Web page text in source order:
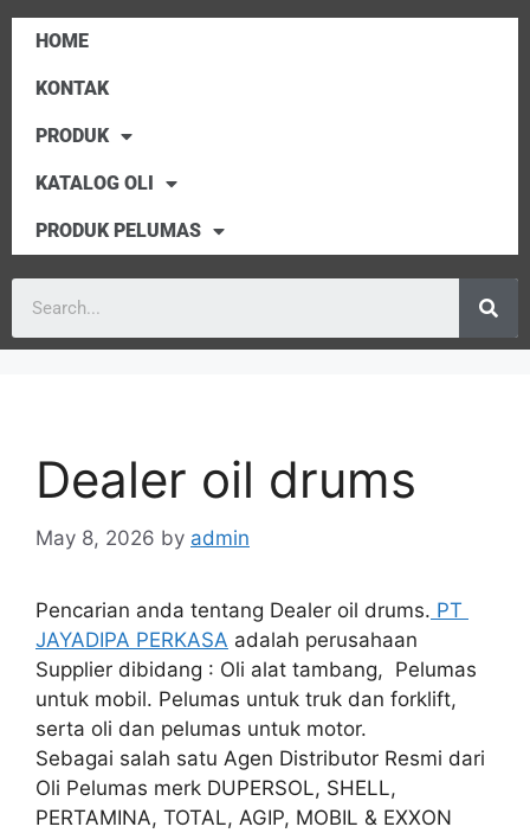
HOME
KONTAK
PRODUK
KATALOG OLI
PRODUK PELUMAS
Dealer oil drums
May 8, 2026 by admin
Pencarian anda tentang Dealer oil drums. PT
JAYADIPA PERKASA adalah perusahaan
Supplier dibidang : Oli alat tambang, Pelumas
untuk mobil. Pelumas untuk truk dan forklift,
serta oli dan pelumas untuk motor.
Sebagai salah satu Agen Distributor Resmi dari
Oli Pelumas merk DUPERSOL, SHELL,
PERTAMINA, TOTAL, AGIP, MOBIL & EXXON